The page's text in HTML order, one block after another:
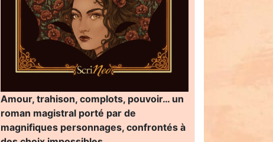
Amour, trahison, complots, pouvoir… un
roman magistral porté par de
magnifiques personnages, confrontés à